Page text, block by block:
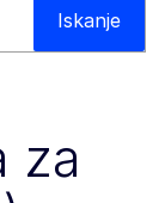
Iskanje
za